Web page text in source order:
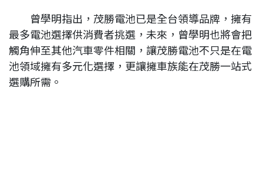
曾學明指出，茂勝電池已是全台領導品牌，擁有
最多電池選擇供消費者挑選，未來，曾學明也將會把
觸角伸至其他汽車零件相關，讓茂勝電池不只是在電
池領域擁有多元化選擇，更讓擁車族能在茂勝一站式
選購所需。